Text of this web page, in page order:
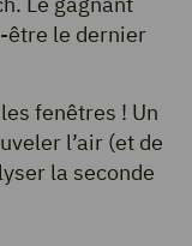
être le dernier
fenêtres ! Un
l’air (et de
la seconde